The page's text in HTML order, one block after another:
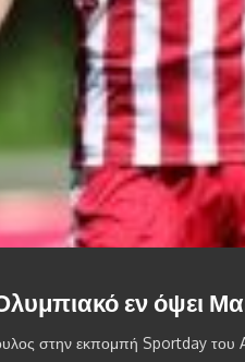
εν όψει
στην εκπομπή Sportday του